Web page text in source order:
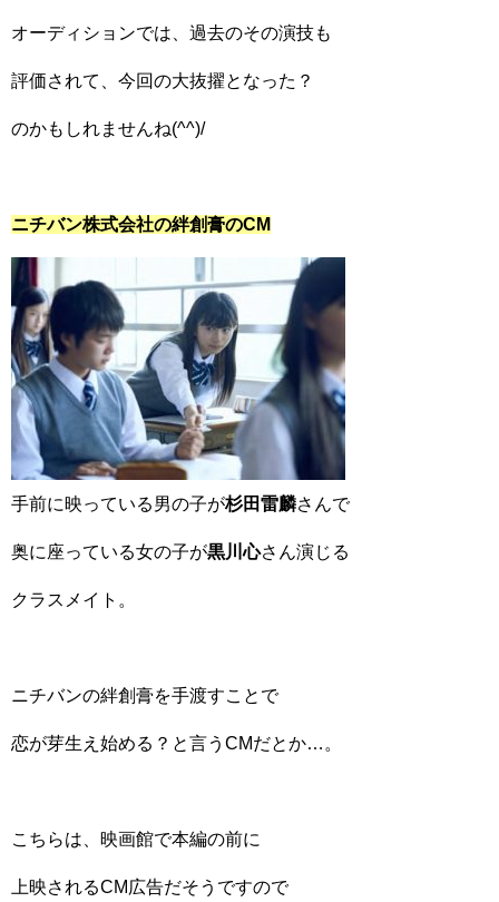
オーディションでは、過去のその演技も
評価されて、今回の大抜擢となった？
のかもしれませんね(^^)/
ニチバン株式会社の絆創膏のCM
手前に映っている男の子が杉田雷麟さんで
奥に座っている女の子が黒川心さん演じる
クラスメイト。
ニチバンの絆創膏を手渡すことで
恋が芽生え始める？と言うCMだとか…。
こちらは、映画館で本編の前に
上映されるCM広告だそうですので